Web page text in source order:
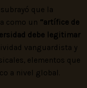
subrayó que la
como un “artífice de
debe legitimar
vanguardista y
elementos que
a nivel global.